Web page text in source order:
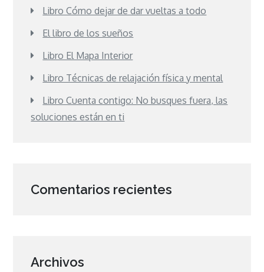
Libro Cómo dejar de dar vueltas a todo
El libro de los sueños
Libro El Mapa Interior
Libro Técnicas de relajación física y mental
Libro Cuenta contigo: No busques fuera, las
soluciones están en ti
Comentarios recientes
Archivos